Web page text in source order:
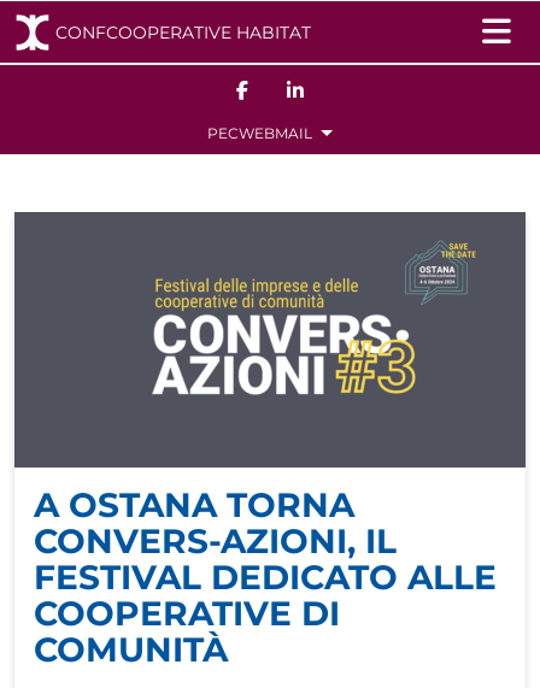
PECWEBMAIL
Navigazione principale
CONFCOOPERATIVE HABITAT
A OSTANA TORNA
CONVERS-AZIONI, IL
FESTIVAL DEDICATO ALLE
COOPERATIVE DI
COMUNITÀ